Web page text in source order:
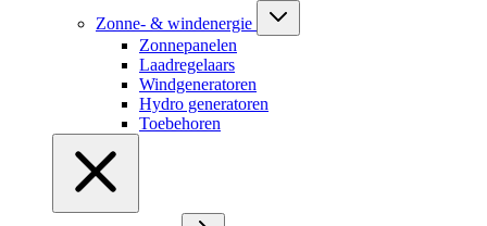
Zonne- & windenergie
Zonnepanelen
Laadregelaars
Windgeneratoren
Hydro generatoren
Toebehoren